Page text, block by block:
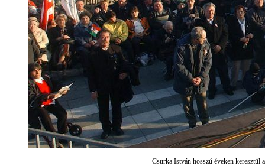
Csurka István hosszú éveken keresztül